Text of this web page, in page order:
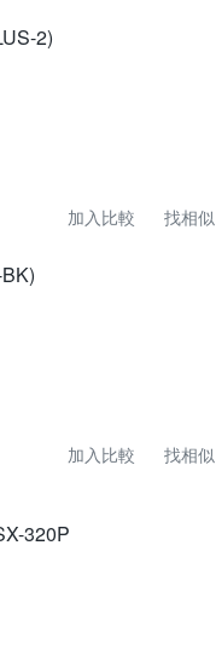
2)
加入比較 找相似
加入比較 找相似
320P